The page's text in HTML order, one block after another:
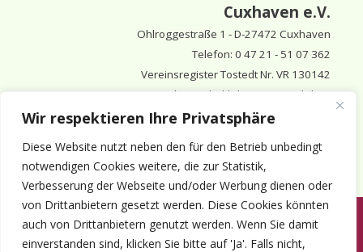
Wir respektieren Ihre Privatsphäre
Diese Website nutzt neben den für den Betrieb unbedingt
notwendigen Cookies weitere, die zur Statistik,
Verbesserung der Webseite und/oder Werbung dienen oder
von Drittanbietern gesetzt werden. Diese Cookies könnten
auch von Drittanbietern genutzt werden. Wenn Sie damit
einverstanden sind, klicken Sie bitte auf 'Ja'. Falls nicht,
Cuxhaven e.V.
Ohlroggestraße 1 - D-27472 Cuxhaven
Telefon: 0 47 21 - 51 07 362
Vereinsregister Tostedt Nr. VR 130142
Vorsitzender & inhaltlich Verantwortlicher:
Horst Huthsfeldt
Stellv. Vorsitzender: Eberhard Hewicker
Anmelden Aktuelles Termine Mitgliedschaft
Kontakt